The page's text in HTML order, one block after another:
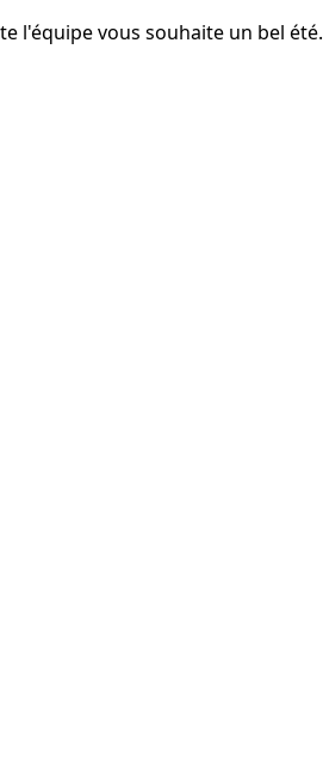
l'équipe vous souhaite un bel été.